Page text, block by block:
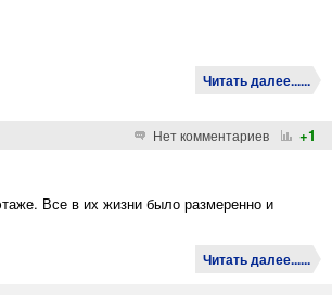
Читать далее......
Нет комментариев +1
Все в их жизни было размеренно и
Читать далее......